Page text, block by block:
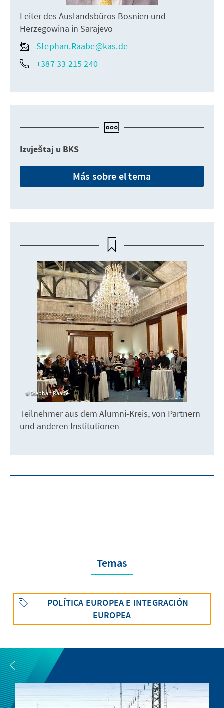
Leiter des Auslandsbüros Bosnien und
Herzegowina in Sarajevo
Stephan.Raabe@kas.de
+387 33 215 240
Izvještaj u BKS
Más sobre el tema
Stephan Raabe
Teilnehmer aus dem Alumni-Kreis, von Partnern
und anderen Institutionen
Temas
POLÍTICA EUROPEA E INTEGRACIÓN
EUROPEA